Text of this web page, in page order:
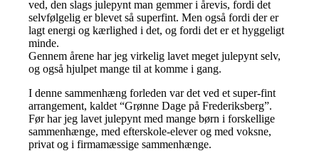
ved, den slags julepynt man gemmer i årevis, fordi det
selvfølgelig er blevet så superfint. Men også fordi der er
lagt energi og kærlighed i det, og fordi det er et hyggeligt
minde.
Gennem årene har jeg virkelig lavet meget julepynt selv,
og også hjulpet mange til at komme i gang.
I denne sammenhæng forleden var det ved et super-fint
arrangement, kaldet “Grønne Dage på Frederiksberg”.
Før har jeg lavet julepynt med mange børn i forskellige
sammenhænge, med efterskole-elever og med voksne,
privat og i firmamæssige sammenhænge.